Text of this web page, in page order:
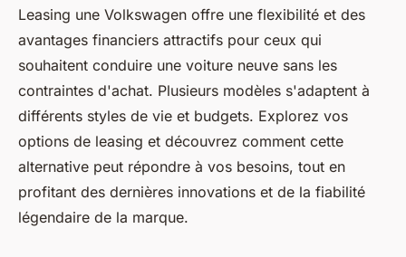
Leasing volkswagen : explorez
vos options de voitures neuves
Gaspard•2 novembre 2024•4 min de lecture
Leasing une Volkswagen offre une flexibilité et des
avantages financiers attractifs pour ceux qui
souhaitent conduire une voiture neuve sans les
contraintes d'achat. Plusieurs modèles s'adaptent à
différents styles de vie et budgets. Explorez vos
options de leasing et découvrez comment cette
alternative peut répondre à vos besoins, tout en
profitant des dernières innovations et de la fiabilité
légendaire de la marque.